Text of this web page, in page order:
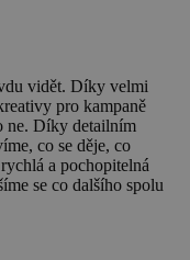
vidět. Díky velmi
pro kampaně
ne. Díky detailním
co se děje, co
a pochopitelná
se co dalšího spolu